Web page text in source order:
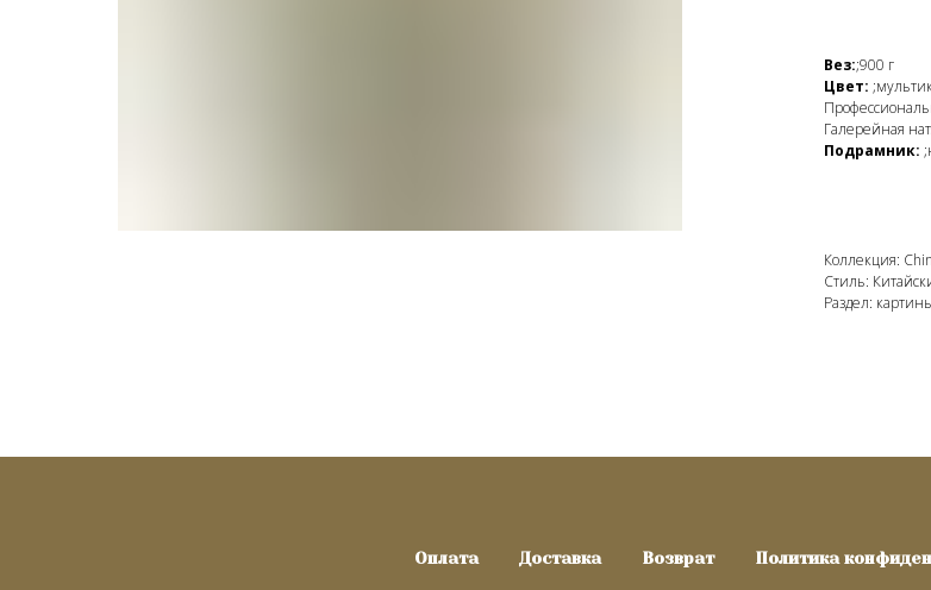
Вез:;900 г
Цвет:
Галерейная
Подрамник:
Коллекция:
Стиль:
Раздел:
Оплата Доставка Возврат Политика